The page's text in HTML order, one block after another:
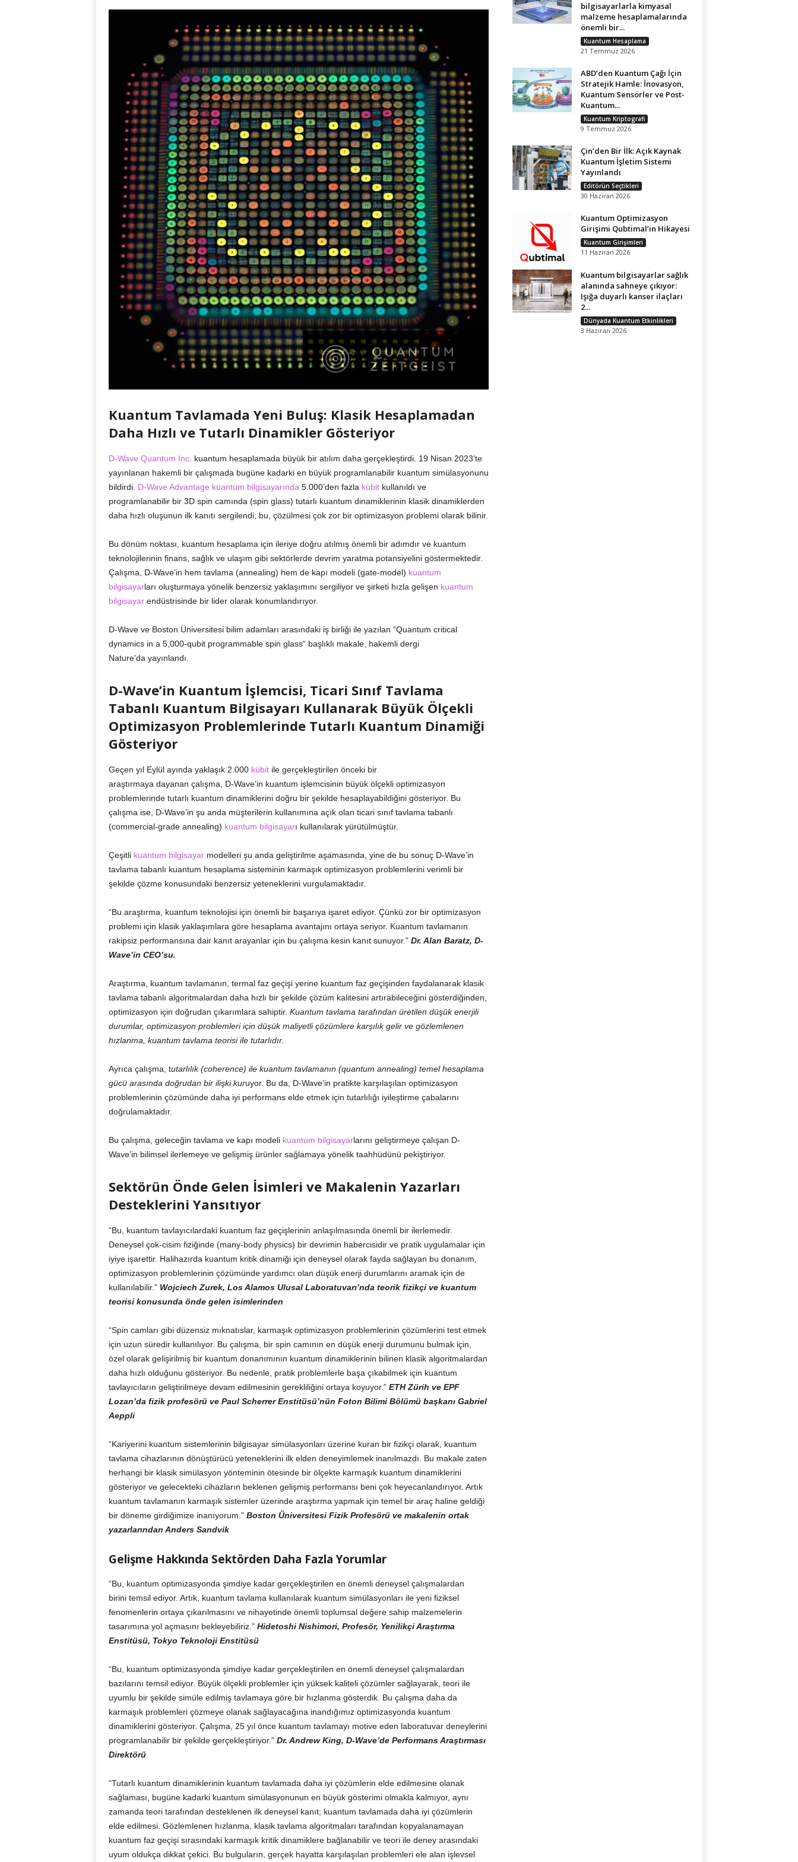
Kuantum Tavlamada Yeni Buluş: Klasik Hesaplamadan
Daha Hızlı ve Tutarlı Dinamikler Gösteriyor
D-Wave Quantum Inc. kuantum hesaplamada büyük bir atılım daha gerçekleştirdi. 19 Nisan 2023’te
yayınlanan hakemli bir çalışmada bugüne kadarki en büyük programlanabilir kuantum simülasyonunu
bildirdi. D-Wave Advantage kuantum bilgisayarında 5.000’den fazla kübitkullanıldı ve
programlanabilir bir 3D spin camında (spin glass) tutarlı kuantum dinamiklerinin klasik dinamiklerden
daha hızlı oluşunun ilk kanıtı sergilendi; bu, çözülmesi çok zor bir optimizasyon problemi olarak bilinir.
Bu dönüm noktası, kuantum hesaplama için ileriye doğru atılmış önemli bir adımdır ve kuantum
teknolojilerinin finans, sağlık ve ulaşım gibi sektörlerde devrim yaratma potansiyelini göstermektedir.
Çalışma, D-Wave’in hem tavlama (annealing) hem de kapı modeli (gate-model) kuantum
bilgisayarları oluşturmaya yönelik benzersiz yaklaşımını sergiliyor ve şirketi hızla gelişen kuantum
bilgisayarendüstrisinde bir lider olarak konumlandırıyor.
D-Wave ve Boston Üniversitesi bilim adamları arasındaki iş birliği ile yazılan “Quantum critical
dynamics in a 5,000-qubit programmable spin glass“ başlıklı makale, hakemli dergi
Nature’da yayınlandı.
D-Wave’in Kuantum İşlemcisi, Ticari Sınıf Tavlama
Tabanlı Kuantum Bilgisayarı Kullanarak Büyük Ölçekli
Optimizasyon Problemlerinde Tutarlı Kuantum Dinamiği
Gösteriyor
Geçen yıl Eylül ayında yaklaşık 2.000 kübitile gerçekleştirilen önceki bir
araştırmaya dayanan çalışma, D-Wave’in kuantum işlemcisinin büyük ölçekli optimizasyon
problemlerinde tutarlı kuantum dinamiklerini doğru bir şekilde hesaplayabildiğini gösteriyor. Bu
çalışma ise, D-Wave’in şu anda müşterilerin kullanımına açık olan ticari sınıf tavlama tabanlı
(commercial-grade annealing) kuantum bilgisayarı kullanılarak yürütülmüştür.
Çeşitli kuantum bilgisayarmodelleri şu anda geliştirilme aşamasında, yine de bu sonuç D-Wave’in
tavlama tabanlı kuantum hesaplama sisteminin karmaşık optimizasyon problemlerini verimli bir
şekilde çözme konusundaki benzersiz yeteneklerini vurgulamaktadır.
“Bu araştırma, kuantum teknolojisi için önemli bir başarıya işaret ediyor. Çünkü zor bir optimizasyon
problemi için klasik yaklaşımlara göre hesaplama avantajını ortaya seriyor. Kuantum tavlamanın
rakipsiz performansına dair kanıt arayanlar için bu çalışma kesin kanıt sunuyor.” Dr. Alan Baratz, D-
Wave’in CEO’su.
Araştırma, kuantum tavlamanın, termal faz geçişi yerine kuantum faz geçişinden faydalanarak klasik
tavlama tabanlı algoritmalardan daha hızlı bir şekilde çözüm kalitesini artırabileceğini gösterdiğinden,
optimizasyon için doğrudan çıkarımlara sahiptir. Kuantum tavlama tarafından üretilen düşük enerjili
durumlar, optimizasyon problemleri için düşük maliyetli çözümlere karşılık gelir ve gözlemlenen
hızlanma, kuantum tavlama teorisi ile tutarlıdır.
Ayrıca çalışma, tutarlılık (coherence) ile kuantum tavlamanın (quantum annealing) temel hesaplama
gücü arasında doğrudan bir ilişki kuruyor. Bu da, D-Wave’in pratikte karşılaşılan optimizasyon
problemlerinin çözümünde daha iyi performans elde etmek için tutarlılığı iyileştirme çabalarını
doğrulamaktadır.
Bu çalışma, geleceğin tavlama ve kapı modeli kuantum bilgisayarlarını geliştirmeye çalışan D-
Wave’in bilimsel ilerlemeye ve gelişmiş ürünler sağlamaya yönelik taahhüdünü pekiştiriyor.
Sektörün Önde Gelen İsimleri ve Makalenin Yazarları
Desteklerini Yansıtıyor
“Bu, kuantum tavlayıcılardaki kuantum faz geçişlerinin anlaşılmasında önemli bir ilerlemedir.
Deneysel çok-cisim fiziğinde (many-body physics) bir devrimin habercisidir ve pratik uygulamalar için
iyiye işarettir. Halihazırda kuantum kritik dinamiği için deneysel olarak fayda sağlayan bu donanım,
optimizasyon problemlerinin çözümünde yardımcı olan düşük enerji durumlarını aramak için de
kullanılabilir.” Wojciech Zurek, Los Alamos Ulusal Laboratuvarı’nda teorik fizikçi ve kuantum
teorisi konusunda önde gelen isimlerinden
“Spin camları gibi düzensiz mıknatıslar, karmaşık optimizasyon problemlerinin çözümlerini test etmek
için uzun süredir kullanılıyor. Bu çalışma, bir spin camının en düşük enerji durumunu bulmak için,
özel olarak gelişirilmiş bir kuantum donanımının kuantum dinamiklerinin bilinen klasik algoritmalardan
daha hızlı olduğunu gösteriyor. Bu nedenle, pratik problemlerle başa çıkabilmek için kuantum
tavlayıcıların geliştirilmeye devam edilmesinin gerekliliğini ortaya koyuyor.” ETH Zürih ve EPF
Lozan’da fizik profesörü ve Paul Scherrer Enstitüsü’nün Foton Bilimi Bölümü başkanı Gabriel
Aeppli
“Kariyerini kuantum sistemlerinin bilgisayar simülasyonları üzerine kuran bir fizikçi olarak, kuantum
tavlama cihazlarının dönüştürücü yeteneklerini ilk elden deneyimlemek inanılmazdı. Bu makale zaten
herhangi bir klasik simülasyon yönteminin ötesinde bir ölçekte karmaşık kuantum dinamiklerini
gösteriyor ve gelecekteki cihazların beklenen gelişmiş performansı beni çok heyecanlandırıyor. Artık
kuantum tavlamanın karmaşık sistemler üzerinde araştırma yapmak için temel bir araç haline geldiği
bir döneme girdiğimize inanıyorum.” Boston Üniversitesi Fizik Profesörü ve makalenin ortak
yazarlarından Anders Sandvik
Gelişme Hakkında Sektörden Daha Fazla Yorumlar
“Bu, kuantum optimizasyonda şimdiye kadar gerçekleştirilen en önemli deneysel çalışmalardan
birini temsil ediyor. Artık, kuantum tavlama kullanılarak kuantum simülasyonları ile yeni fiziksel
fenomenlerin ortaya çıkarılmasını ve nihayetinde önemli toplumsal değere sahip malzemelerin
tasarımına yol açmasını bekleyebiliriz.” Hidetoshi Nishimori, Profesör, Yenilikçi Araştırma
Enstitüsü, Tokyo Teknoloji Enstitüsü
“Bu, kuantum optimizasyonda şimdiye kadar gerçekleştirilen en önemli deneysel çalışmalardan
bazılarını temsil ediyor. Büyük ölçekli problemler için yüksek kaliteli çözümler sağlayarak, teori ile
uyumlu bir şekilde simüle edilmiş tavlamaya göre bir hızlanma gösterdik. Bu çalışma daha da
karmaşık problemleri çözmeye olanak sağlayacağına inandığımız optimizasyonda kuantum
dinamiklerini gösteriyor. Çalışma, 25 yıl önce kuantum tavlamayı motive eden laboratuvar deneylerini
programlanabilir bir şekilde gerçekleştiriyor.” Dr. Andrew King, D-Wave’de Performans Araştırması
Direktörü
“Tutarlı kuantum dinamiklerinin kuantum tavlamada daha iyi çözümlerin elde edilmesine olanak
sağlaması, bugüne kadarki kuantum simülasyonunun en büyük gösterimi olmakla kalmıyor, aynı
zamanda teori tarafından desteklenen ilk deneysel kanıt; kuantum tavlamada daha iyi çözümlerin
elde edilmesi. Gözlemlenen hızlanma, klasik tavlama algoritmaları tarafından kopyalanamayan
kuantum faz geçişi sırasındaki karmaşık kritik dinamiklere bağlanabilir ve teori ile deney arasındaki
uyum oldukça dikkat çekici. Bu bulguların, gerçek hayatta karşılaşılan problemleri ele alan işlevsel
bilgisayarlarla kimyasal
malzeme hesaplamalarında
önemli bir...
Kuantum Hesaplama
21 Temmuz 2026
ABD’den Kuantum Çağı İçin
Stratejik Hamle: İnovasyon,
Kuantum Sensörler ve Post-
Kuantum...
Kuantum Kriptografi
9 Temmuz 2026
Çin’den Bir İlk: Açık Kaynak
Kuantum İşletim Sistemi
Yayınlandı
Editörün Seçtikleri
30 Haziran 2026
Kuantum Optimizasyon
Girişimi Qubtimal’in Hikayesi
Kuantum Girişimleri
11 Haziran 2026
Kuantum bilgisayarlar sağlık
alanında sahneye çıkıyor:
Işığa duyarlı kanser ilaçları
2...
Dünyada Kuantum Etkinlikleri
3 Haziran 2026